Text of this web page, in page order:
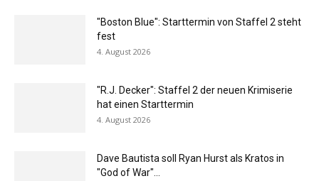
"Boston Blue": Starttermin von Staffel 2 steht
fest
4. August 2026
"R.J. Decker": Staffel 2 der neuen Krimiserie
hat einen Starttermin
4. August 2026
Dave Bautista soll Ryan Hurst als Kratos in
"God of War"...